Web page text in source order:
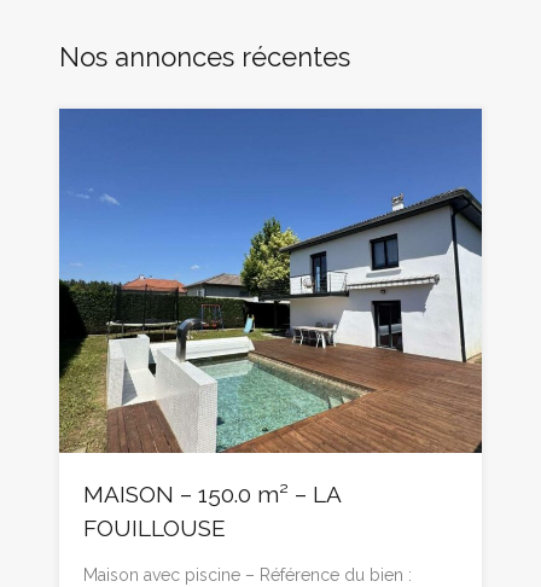
Nos annonces récentes
MAISON – 150.0 m² – LA
FOUILLOUSE
Maison avec piscine – Référence du bien :